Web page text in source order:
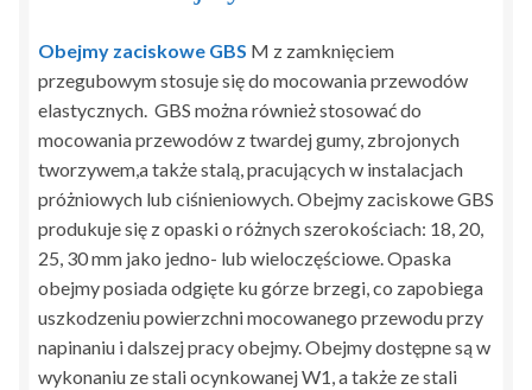
Obejmy zaciskowe GBS M z zamknięciem
przegubowym stosuje się do mocowania przewodów
elastycznych. GBS można również stosować do
mocowania przewodów z twardej gumy, zbrojonych
tworzywem,a także stalą, pracujących w instalacjach
próżniowych lub ciśnieniowych. Obejmy zaciskowe GBS
produkuje się z opaski o różnych szerokościach: 18, 20,
25, 30 mm jako jedno- lub wieloczęściowe. Opaska
obejmy posiada odgięte ku górze brzegi, co zapobiega
uszkodzeniu powierzchni mocowanego przewodu przy
napinaniu i dalszej pracy obejmy. Obejmy dostępne są w
wykonaniu ze stali ocynkowanej W1, a także ze stali